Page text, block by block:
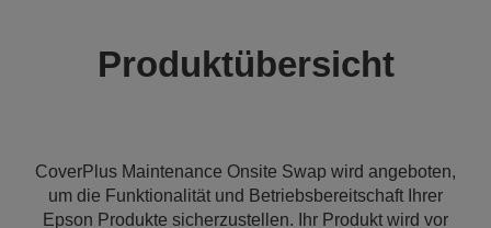
Produktübersicht
CoverPlus Maintenance Onsite Swap wird angeboten,
um die Funktionalität und Betriebsbereitschaft Ihrer
Epson Produkte sicherzustellen. Ihr Produkt wird vor